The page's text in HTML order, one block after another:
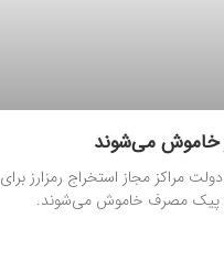
خاموش می‌شوند
سال ۹۸ هیئت دولت مراکز مجاز استخراج رمزارز برای
پیک مصرف خاموش می‌شوند.